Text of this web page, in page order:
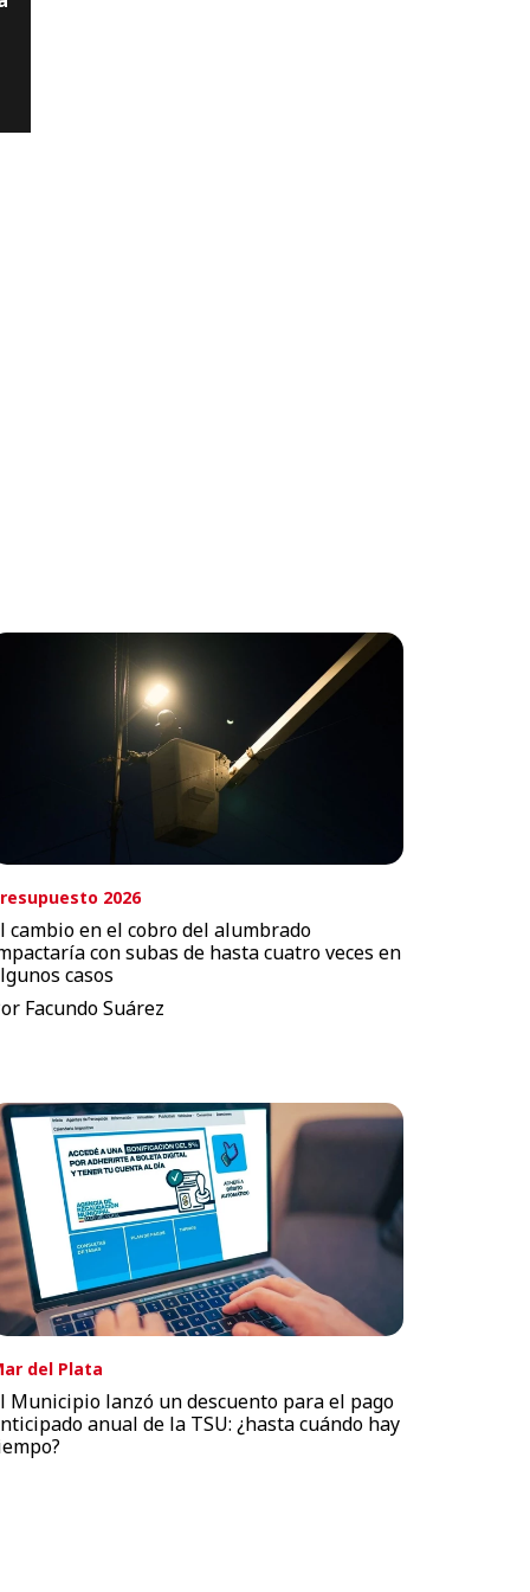
2026
cambio en el cobro del alumbrado
con subas de hasta cuatro veces en
casos
Facundo Suárez
del Plata
Municipio lanzó un descuento para el pago
anual de la TSU: ¿hasta cuándo hay